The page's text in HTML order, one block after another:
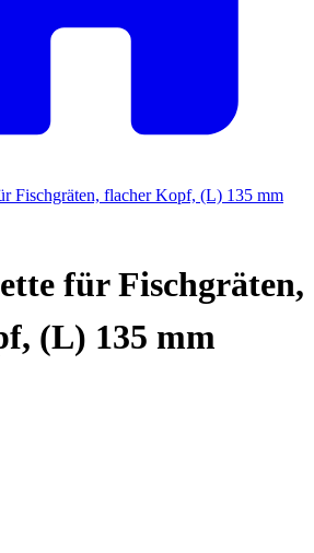
Fischgräten, flacher Kopf, (L) 135 mm
für Fischgräten,
(L) 135 mm